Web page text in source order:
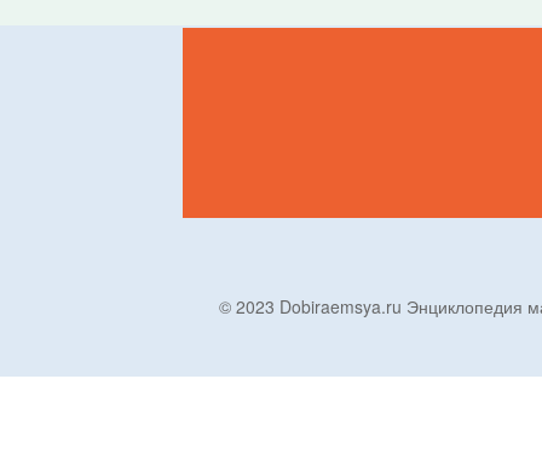
© 2023 Dobiraemsya.ru